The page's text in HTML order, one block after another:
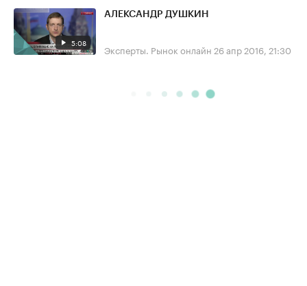
5:08
АЛЕКСАНДР ДУШКИН
Эксперты. Рынок онлайн 26 апр 2016, 21:30